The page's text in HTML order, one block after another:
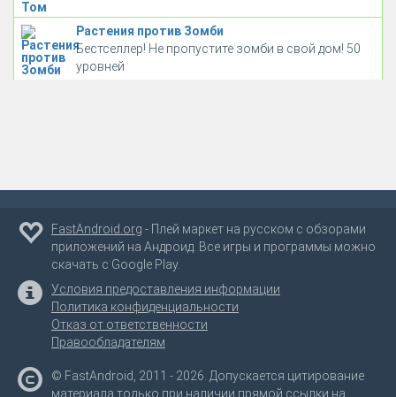
Растения против Зомби
Бестселлер! Не пропустите зомби в свой дом! 50
уровней
FastAndroid.org - Плей маркет на русском с обзорами
приложений на Андроид. Все игры и программы можно
скачать с Google Play.
Условия предоставления информации
Политика конфиденциальности
Отказ от ответственности
Правообладателям
© FastAndroid, 2011 - 2026. Допускается цитирование
материала только при наличии прямой ссылки на